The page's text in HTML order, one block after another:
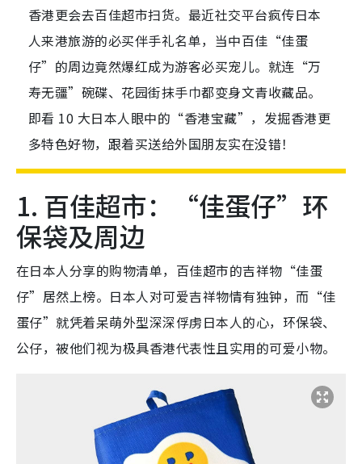
香港更会去百佳超市扫货。最近社交平台疯传日本
人来港旅游的必买伴手礼名单，当中百佳“佳蛋
仔”的周边竟然爆红成为游客必买宠儿。就连“万
寿无疆”碗碟、花园街抹手巾都变身文青收藏品。
即看 10 大日本人眼中的“香港宝藏”，发掘香港更
多特色好物，跟着买送给外国朋友实在没错！
1. 百佳超市：“佳蛋仔”环
保袋及周边
在日本人分享的购物清单，百佳超市的吉祥物“佳蛋
仔”居然上榜。日本人对可爱吉祥物情有独钟，而“佳
蛋仔”就凭着呆萌外型深深俘虏日本人的心，环保袋、
公仔，被他们视为极具香港代表性且实用的可爱小物。